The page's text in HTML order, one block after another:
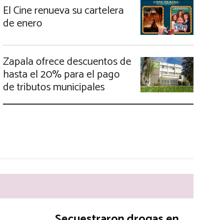
El Cine renueva su cartelera
de enero
Zapala ofrece descuentos de
hasta el 20% para el pago
de tributos municipales